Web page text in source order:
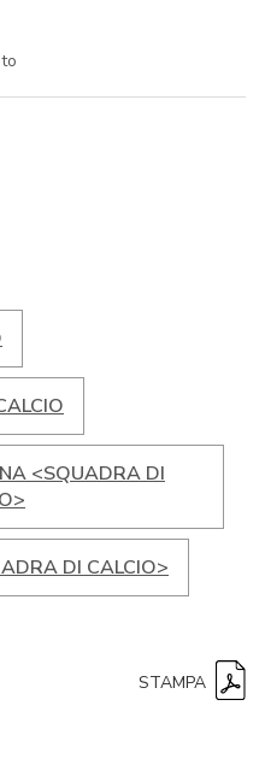
<SQUADRA DI
DI CALCIO>
STAMPA